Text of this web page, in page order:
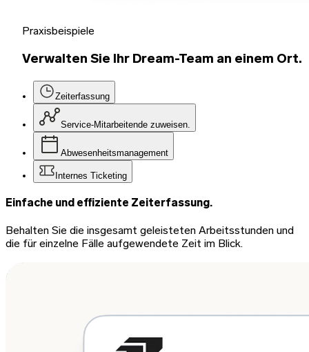
Praxisbeispiele
Verwalten Sie Ihr Dream-Team an einem Ort.
Zeiterfassung
Service-Mitarbeitende zuweisen.
Abwesenheitsmanagement
Internes Ticketing
Einfache und effiziente Zeiterfassung.
Behalten Sie die insgesamt geleisteten Arbeitsstunden und
die für einzelne Fälle aufgewendete Zeit im Blick.